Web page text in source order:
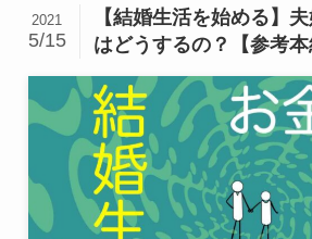
【結婚生活を始める】
はどうするの？【参考本
2021
5/15